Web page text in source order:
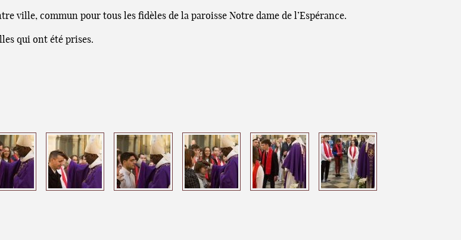
ville, commun pour tous les fidèles de la paroisse Notre dame de l’Espérance.
qui ont été prises.